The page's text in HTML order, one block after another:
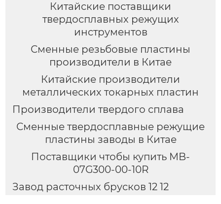
Китайские поставщики
твердосплавных режущих
инструментов
Сменные резьбовые пластины
производители в Китае
Китайские производители
металлических токарных пластин
Производители твердого сплава
Сменные твердосплавные режущие
пластины заводы в Китае
Поставщики чтобы купить MB-
07G300-00-10R
Завод расточных брусков 12 12